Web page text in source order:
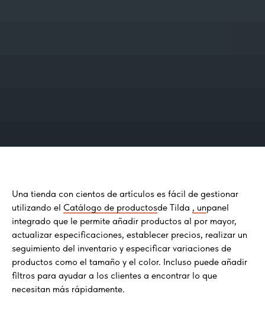
Una tienda con cientos de artículos es fácil de gestionar
utilizando el Catálogo de productosde Tilda , unpanel
integrado que le permite añadir productos al por mayor,
actualizar especificaciones, establecer precios, realizar un
seguimiento del inventario y especificar variaciones de
productos como el tamaño y el color. Incluso puede añadir
filtros para ayudar a los clientes a encontrar lo que
necesitan más rápidamente.